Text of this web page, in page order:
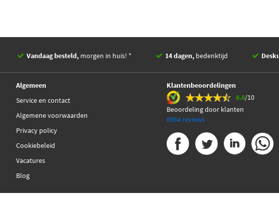
Vandaag besteld, morgen in huis! * 14 dagen, bedenktijd
Algemeen
Service en contact
Algemene voorwaarden
Privacy policy
Cookiebeleid
Vacatures
Blog
Klantenbeoordelingen
8.8/10
Beoordeling door klanten
6664 reviews